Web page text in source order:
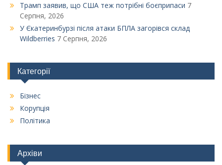
Трамп заявив, що США теж потрібні боєприпаси 7
Серпня, 2026
У Єкатеринбурзі після атаки БПЛА загорівся склад
Wildberries 7 Серпня, 2026
Категорії
Бізнес
Корупція
Політика
Архіви